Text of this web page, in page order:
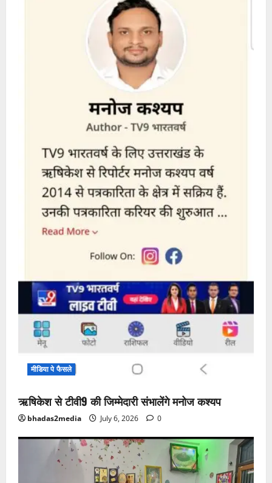
मीडिया पे फैसले
ऋषिकेश से टीवी9 की जिम्मेदारी संभालेंगे मनोज कश्यप
bhadas2media July 6, 2026 0